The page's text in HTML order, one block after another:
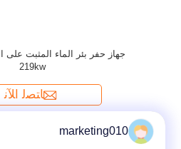
marketing010